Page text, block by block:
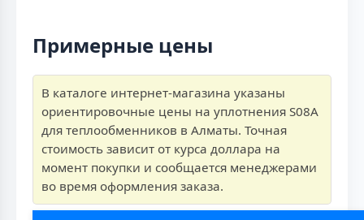
Примерные цены
В каталоге интернет-магазина указаны
ориентировочные цены на уплотнения S08A
для теплообменников в Алматы. Точная
стоимость зависит от курса доллара на
момент покупки и сообщается менеджерами
во время оформления заказа.